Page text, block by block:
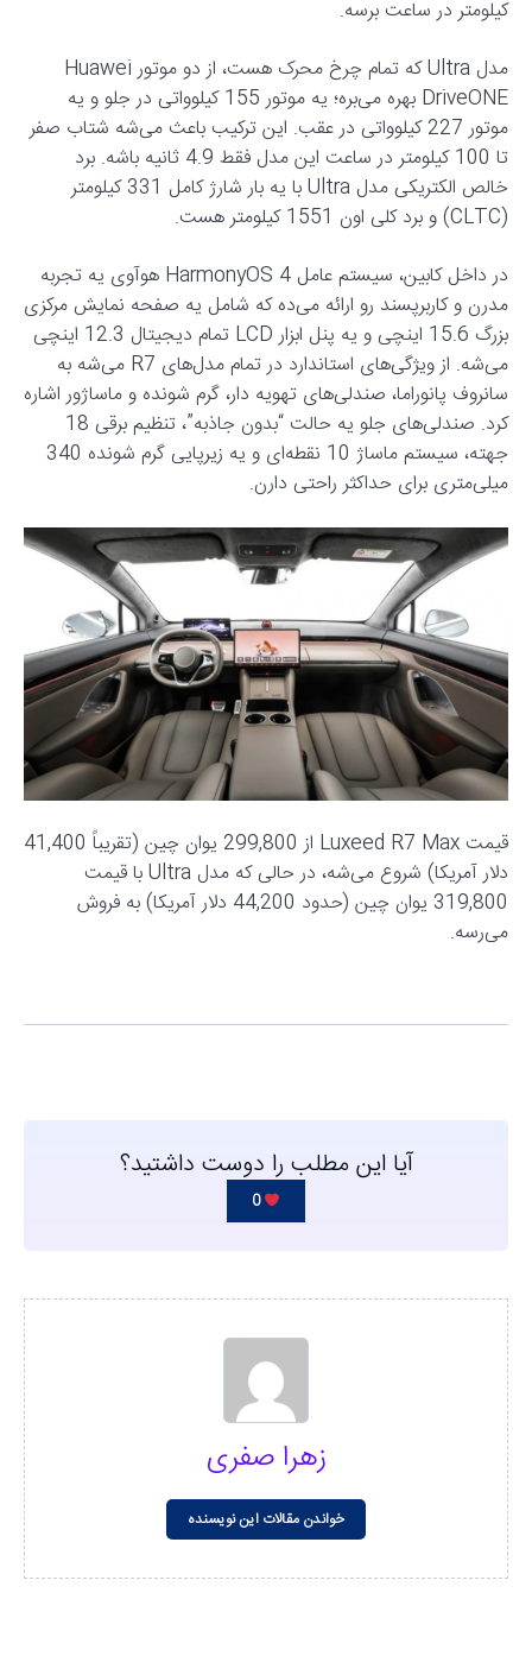
کیلومتر در ساعت برسه.
مدل Ultra که تمام چرخ محرک هست، از دو موتور Huawei
DriveONE بهره می‌بره؛ یه موتور 155 کیلوواتی در جلو و یه
موتور 227 کیلوواتی در عقب. این ترکیب باعث می‌شه شتاب صفر
تا 100 کیلومتر در ساعت این مدل فقط 4.9 ثانیه باشه. برد
خالص الکتریکی مدل Ultra با یه بار شارژ کامل 331 کیلومتر
(CLTC) و برد کلی اون 1551 کیلومتر هست.
در داخل کابین، سیستم عامل HarmonyOS 4 هوآوی یه تجربه
مدرن و کاربرپسند رو ارائه می‌ده که شامل یه صفحه نمایش مرکزی
بزرگ 15.6 اینچی و یه پنل ابزار LCD تمام دیجیتال 12.3 اینچی
می‌شه. از ویژگی‌های استاندارد در تمام مدل‌های R7 می‌شه به
سانروف پانوراما، صندلی‌های تهویه دار، گرم شونده و ماساژور اشاره
کرد. صندلی‌های جلو یه حالت “بدون جاذبه”، تنظیم برقی 18
جهته، سیستم ماساژ 10 نقطه‌ای و یه زیرپایی گرم شونده 340
میلی‌متری برای حداکثر راحتی دارن.
قیمت Luxeed R7 Max از 299,800 یوان چین (تقریباً 41,400
دلار آمریکا) شروع می‌شه، در حالی که مدل Ultra با قیمت
319,800 یوان چین (حدود 44,200 دلار آمریکا) به فروش
می‌رسه.
آیا این مطلب را دوست داشتید؟
0
زهرا صفری
خواندن مقالات این نویسنده